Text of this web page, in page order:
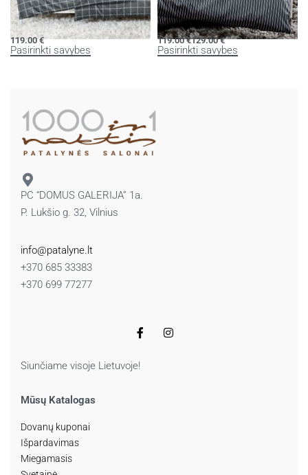
Patalynės komplektas MODERN
CLASSIC
119.00€
Pasirinkti savybes
Patalynės komplektas MODERN
CLASSIC
119.00€129.00€
Pasirinkti savybes
PC “DOMUS GALERIJA” 1a.
P. Lukšio g. 32, Vilnius
info@patalyne.lt
+370 685 33383
+370 699 77277
Siunčiame visoje Lietuvoje!
Mūsų Katalogas
Dovanų kuponai
Išpardavimas
Miegamasis